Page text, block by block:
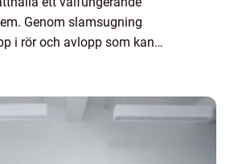
Genom slamsugning
i rör och avlopp som kan